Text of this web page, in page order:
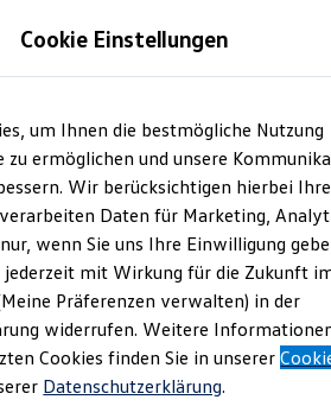
Fahrzeuge
Cookie Einstellungen
um Ihnen die bestmögliche Nutzung
zu ermöglichen und unsere
Wir berücksichtigen hierbei Ihre
Daten für Marketing,
wenn Sie uns Ihre Einwilligung
jederzeit mit Wirkung für die Zukunft
Präferenzen verwalten) in der
widerrufen. Weitere
Cookies finden Sie in unserer
Datenschutzerklärung.